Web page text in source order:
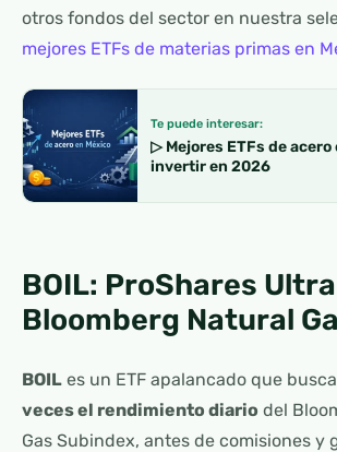
otros fondos del sector en nuestra
mejores ETFs de materias primas en
Te puede interesar:
▷ Mejores ETFs de acero
invertir en 2026
BOIL: ProShares Ultra
Bloomberg Natural
BOIL es un ETF apalancado que
veces el rendimiento diario del
Gas Subindex, antes de comisiones y